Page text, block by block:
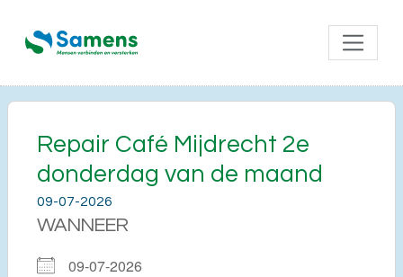
Repair Café Mijdrecht 2e
donderdag van de maand
09-07-2026
WANNEER
09-07-2026